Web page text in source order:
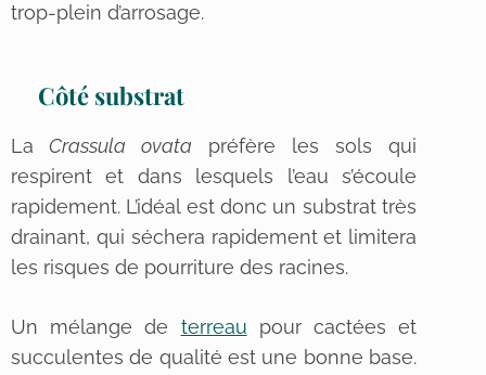
trop-plein d’arrosage.
Côté substrat
La Crassula ovata préfère les sols qui
respirent et dans lesquels l’eau s’écoule
rapidement. L’idéal est donc un substrat très
drainant, qui séchera rapidement et limitera
les risques de pourriture des racines.
Un mélange de terreau pour cactées et
succulentes de qualité est une bonne base.